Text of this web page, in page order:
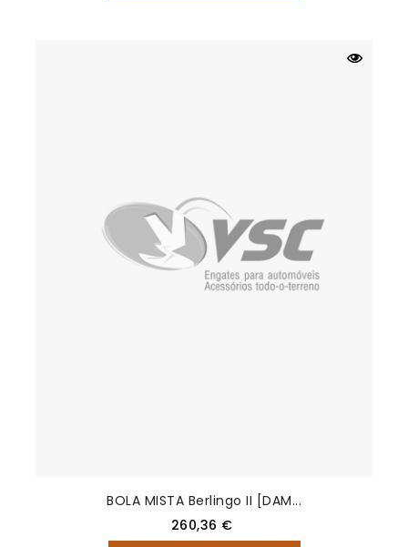
BOLA MISTA Berlingo II [DAM...
Preço
260,36 €